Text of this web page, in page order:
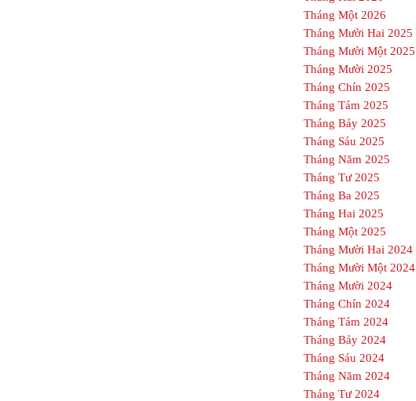
Tháng Một 2026
Tháng Mười Hai 2025
Tháng Mười Một 2025
Tháng Mười 2025
Tháng Chín 2025
Tháng Tám 2025
Tháng Bảy 2025
Tháng Sáu 2025
Tháng Năm 2025
Tháng Tư 2025
Tháng Ba 2025
Tháng Hai 2025
Tháng Một 2025
Tháng Mười Hai 2024
Tháng Mười Một 2024
Tháng Mười 2024
Tháng Chín 2024
Tháng Tám 2024
Tháng Bảy 2024
Tháng Sáu 2024
Tháng Năm 2024
Tháng Tư 2024